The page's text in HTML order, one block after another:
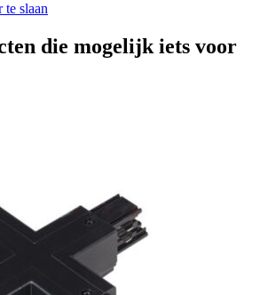
slaan
die mogelijk iets voor